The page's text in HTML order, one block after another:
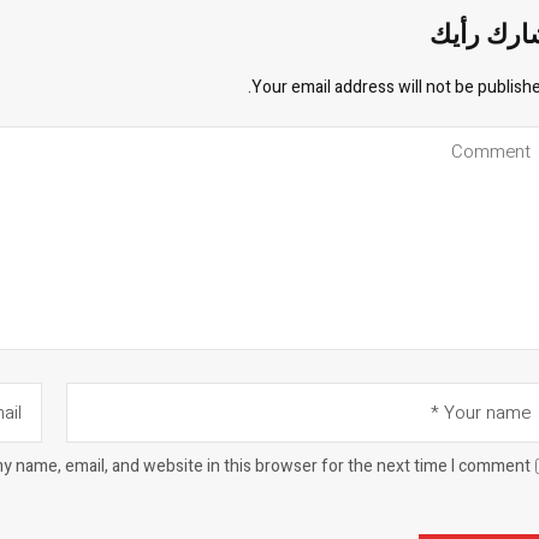
رأيك
Your email address will not be
name, email, and website in this browser for the next time I comment.